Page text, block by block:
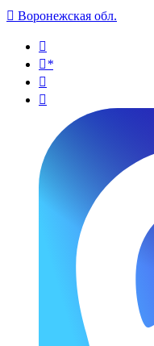
 Воронежская обл.

*

